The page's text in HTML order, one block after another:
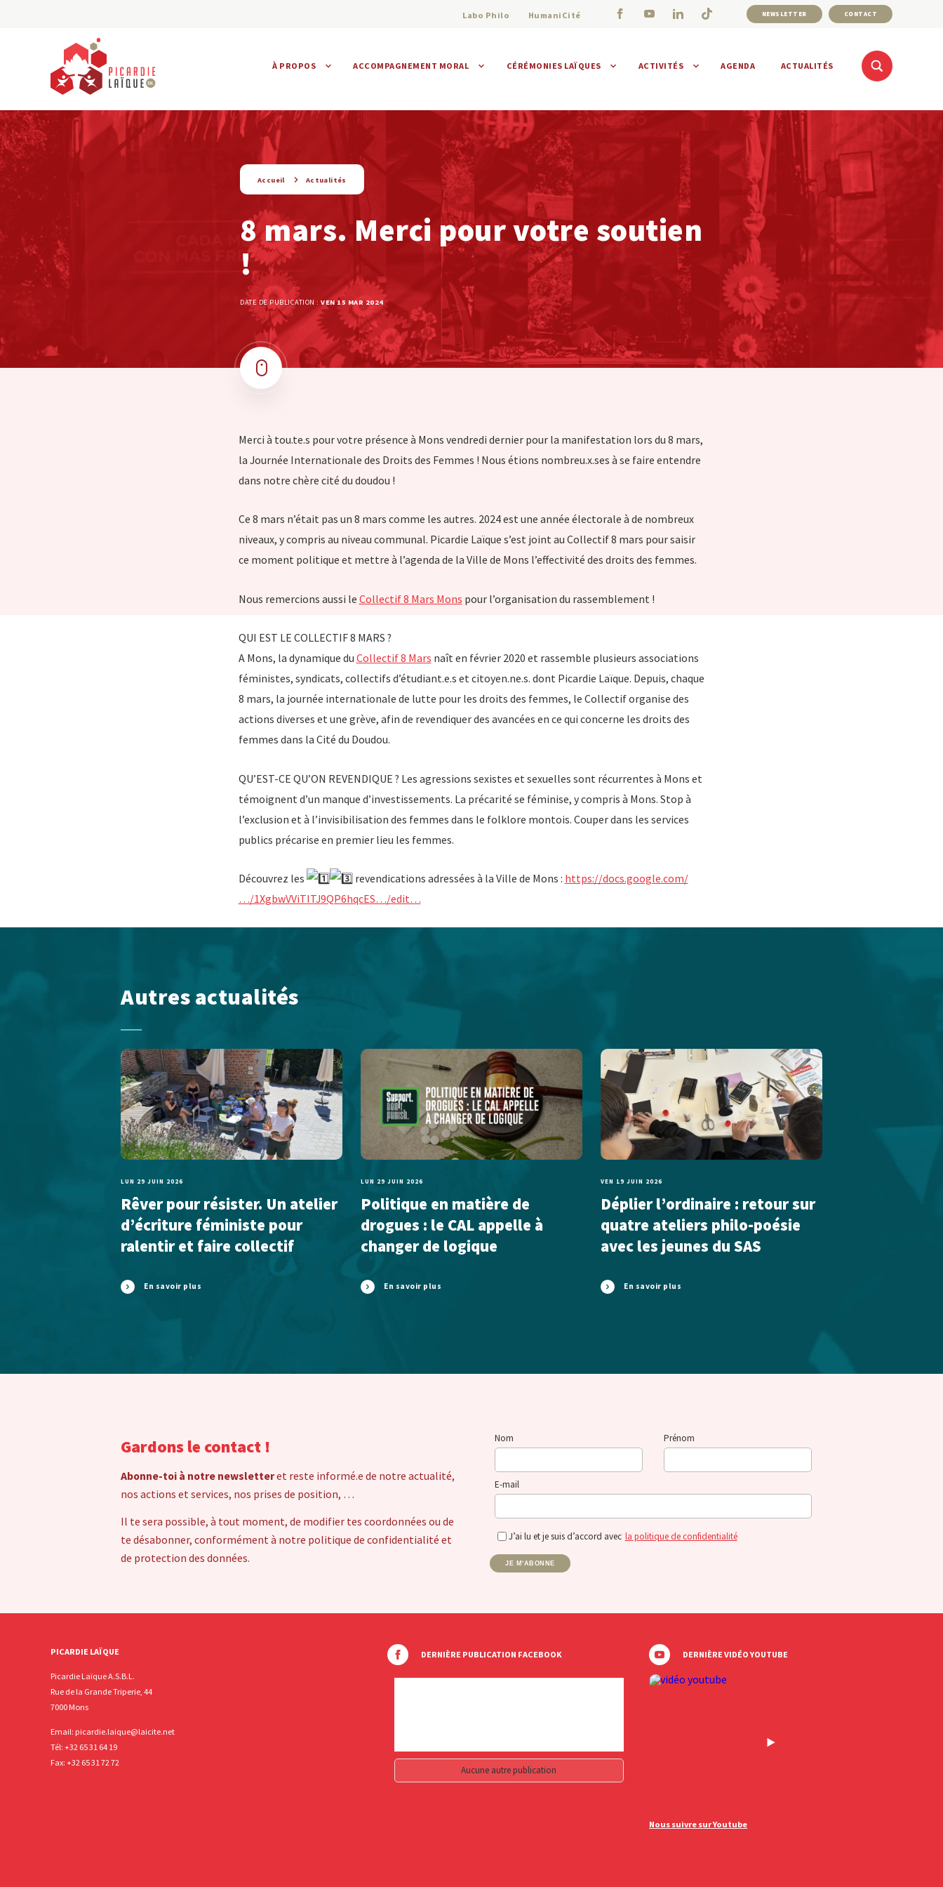
Labo Philo HumaniCité NEWSLETTER CONTACT
À PROPOS ACCOMPAGNEMENT MORAL
Assistance morale Individuelle
Collective
CÉRÉMONIES LAÏQUES ACTIVITÉS AGENDA ACTUALITÉS
string(9) « actualite »
Accueil Actualités
8 mars. Merci pour votre soutien
!
DATE DE PUBLICATION : VEN 15 MAR 2024
Merci à tou.te.s pour votre présence à Mons vendredi dernier pour la manifestation lors du 8 mars,
la Journée Internationale des Droits des Femmes ! Nous étions nombreu.x.ses à se faire entendre
dans notre chère cité du doudou !
Ce 8 mars n’était pas un 8 mars comme les autres. 2024 est une année électorale à de nombreux
niveaux, y compris au niveau communal. Picardie Laïque s’est joint au Collectif 8 mars pour saisir
ce moment politique et mettre à l’agenda de la Ville de Mons l’effectivité des droits des femmes.
Nous remercions aussi le Collectif 8 Mars Mons pour l’organisation du rassemblement !
QUI EST LE COLLECTIF 8 MARS ?
A Mons, la dynamique du Collectif 8 Mars naît en février 2020 et rassemble plusieurs associations
féministes, syndicats, collectifs d’étudiant.e.s et citoyen.ne.s. dont Picardie Laïque. Depuis, chaque
8 mars, la journée internationale de lutte pour les droits des femmes, le Collectif organise des
actions diverses et une grève, afin de revendiquer des avancées en ce qui concerne les droits des
femmes dans la Cité du Doudou.
QU’EST-CE QU’ON REVENDIQUE ? Les agressions sexistes et sexuelles sont récurrentes à Mons et
témoignent d’un manque d’investissements. La précarité se féminise, y compris à Mons. Stop à
l’exclusion et à l’invisibilisation des femmes dans le folklore montois. Couper dans les services
publics précarise en premier lieu les femmes.
Découvrez les revendications adressées à la Ville de Mons : https://docs.google.com/
…/1XgbwVViTITJ9QP6hqcES…/edit…
Autres actualités
LUN 29 JUIN 2026
Rêver pour résister. Un atelier
d’écriture féministe pour
ralentir et faire collectif
En savoir plus
LUN 29 JUIN 2026
Politique en matière de
drogues : le CAL appelle à
changer de logique
En savoir plus
VEN 19 JUIN 2026
Déplier l’ordinaire : retour sur
quatre ateliers philo-poésie
avec les jeunes du SAS
En savoir plus
Gardons le contact !
Abonne-toi à notre newsletteret reste informé.e de notre actualité,
nos actions et services, nos prises de position, …
Il te sera possible, à tout moment, de modifier tes coordonnées ou de
te désabonner, conformément à notre politique de confidentialité et
de protection des données.
Nom Prénom
E-mail
J’ai lu et je suis d’accord avec la politique de confidentialité
JE M'ABONNE
PICARDIE LAÏQUE
Picardie Laïque A.S.B.L.
Rue de la Grande Triperie, 44
7000 Mons
Email: picardie.laique@laicite.net
Tél: +32 65 31 64 19
Fax: +32 65 31 72 72
DERNIÈRE PUBLICATION FACEBOOK
Aucune autre publication
DERNIÈRE VIDÉO YOUTUBE
Nous suivre sur Youtube